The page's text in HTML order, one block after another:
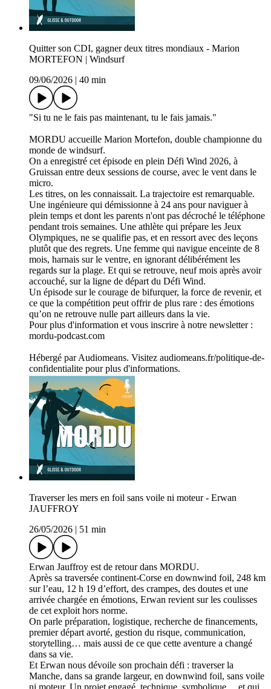
Quitter son CDI, gagner deux titres mondiaux - Marion
MORTEFON | Windsurf
09/06/2026
40 min
"Si tu ne le fais pas maintenant, tu le fais jamais."
MORDU accueille Marion Mortefon, double championne du
monde de windsurf.
On a enregistré cet épisode en plein Défi Wind 2026, à
Gruissan entre deux sessions de course, avec le vent dans le
micro.
Les titres, on les connaissait. La trajectoire est remarquable.
Une ingénieure qui démissionne à 24 ans pour naviguer à
plein temps et dont les parents n'ont pas décroché le téléphone
pendant trois semaines. Une athlète qui prépare les Jeux
Olympiques, ne se qualifie pas, et en ressort avec des leçons
plutôt que des regrets. Une femme qui navigue enceinte de 8
mois, harnais sur le ventre, en ignorant délibérément les
regards sur la plage. Et qui se retrouve, neuf mois après avoir
accouché, sur la ligne de départ du Défi Wind.
Un épisode sur le courage de bifurquer, la force de revenir, et
ce que la compétition peut offrir de plus rare : des émotions
qu’on ne retrouve nulle part ailleurs dans la vie.
Pour plus d'information et vous inscrire à notre newsletter :
mordu-podcast.com
Hébergé par Audiomeans. Visitez audiomeans.fr/politique-de-
confidentialite pour plus d'informations.
Traverser les mers en foil sans voile ni moteur - Erwan
JAUFFROY
26/05/2026
51 min
Erwan Jauffroy est de retour dans MORDU.
Après sa traversée continent-Corse en downwind foil, 248 km
sur l’eau, 12 h 19 d’effort, des crampes, des doutes et une
arrivée chargée en émotions, Erwan revient sur les coulisses
de cet exploit hors norme.
On parle préparation, logistique, recherche de financements,
premier départ avorté, gestion du risque, communication,
storytelling… mais aussi de ce que cette aventure a changé
dans sa vie.
Et Erwan nous dévoile son prochain défi : traverser la
Manche, dans sa grande largeur, en downwind foil, sans voile